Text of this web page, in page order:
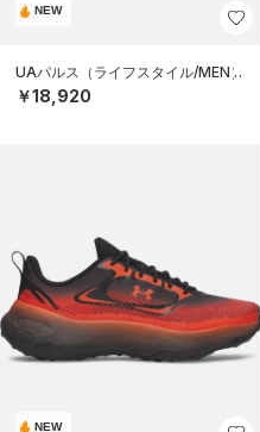
NEW
UAパルス（ライフスタイル/MEN）
￥18,920
NEW